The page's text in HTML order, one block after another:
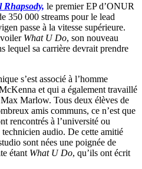
le premier EP d’ONUR
350 000 streams pour le lead
passe à la vitesse supérieure.
What U Do, son nouveau
lequel sa carrière devrait prendre
s’est associé à l’homme
et qui a également travaillé
Marlow. Tous deux élèves de
amis communs, ce n’est que
rencontrés à l’université ou
audio. De cette amitié
sont nées une poignée de
étant What U Do, qu’ils ont écrit